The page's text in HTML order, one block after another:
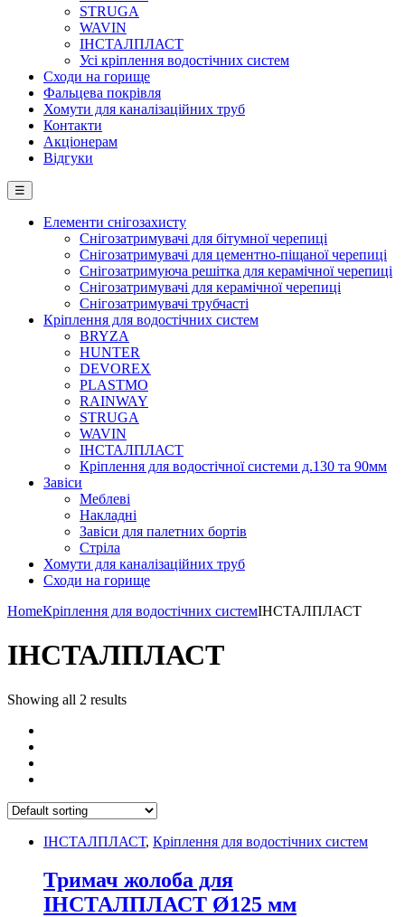
STRUGA
WAVIN
ІНСТАЛПЛАСТ
Усі кріплення водостічних систем
Сходи на горище
Фальцева покрівля
Хомути для каналізаційних труб
Контакти
Акціонерам
Відгуки
☰
Елементи снігозахисту
Снігозатримувачі для бітумної черепиці
Снігозатримувачі для цементно-піщаної черепиці
Снігозатримуюча решітка для керамічної черепиці
Снігозатримувачі для керамічної черепиці
Снігозатримувачі трубчасті
Кріплення для водостічних систем
BRYZA
HUNTER
DEVOREX
PLASTMO
RAINWAY
STRUGA
WAVIN
ІНСТАЛПЛАСТ
Кріплення для водостічної системи д.130 та 90мм
Завіси
Меблеві
Накладні
Завіси для палетних бортів
Стріла
Хомути для каналізаційних труб
Сходи на горище
HomeКріплення для водостічних системІНСТАЛПЛАСТ
ІНСТАЛПЛАСТ
Showing all 2 results
ІНСТАЛПЛАСТ, Кріплення для водостічних систем
Тримач жолоба для
ІНСТАЛПЛАСТ Ø125 мм